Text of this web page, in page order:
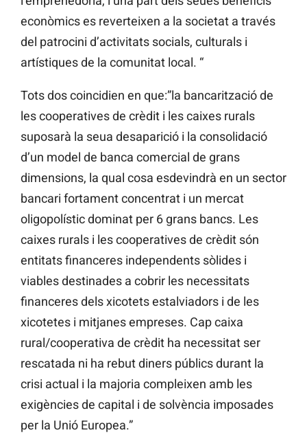
econòmics es reverteixen a la societat a través
del patrocini d’activitats socials, culturals i
artístiques de la comunitat local. “
Tots dos coincidien en que:”la bancarització de
les cooperatives de crèdit i les caixes rurals
suposarà la seua desaparició i la consolidació
d’un model de banca comercial de grans
dimensions, la qual cosa esdevindrà en un sector
bancari fortament concentrat i un mercat
oligopolístic dominat per 6 grans bancs. Les
caixes rurals i les cooperatives de crèdit són
entitats financeres independents sòlides i
viables destinades a cobrir les necessitats
financeres dels xicotets estalviadors i de les
xicotetes i mitjanes empreses. Cap caixa
rural/cooperativa de crèdit ha necessitat ser
rescatada ni ha rebut diners públics durant la
crisi actual i la majoria compleixen amb les
exigències de capital i de solvència imposades
per la Unió Europea.”